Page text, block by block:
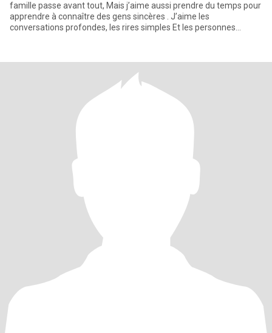
famille passe avant tout, Mais j’aime aussi prendre du temps pour
apprendre à connaître des gens sincères . J’aime les
conversations profondes, les rires simples Et les personnes